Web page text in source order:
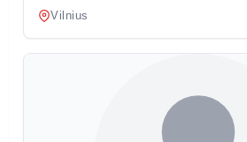
Vilnius